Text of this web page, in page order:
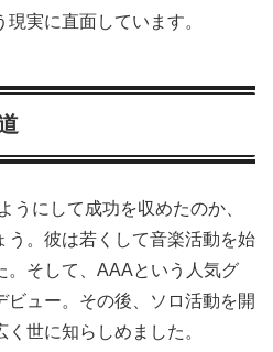
実に直面しています。
うにして成功を収めたのか、
う。彼は若くして音楽活動を始
。そして、AAAという人気グ
ビュー。その後、ソロ活動を開
世に知らしめました。